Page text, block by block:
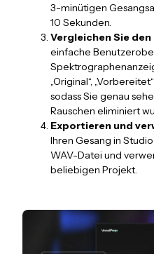
3-minütigen
10 Sekunden.
Vergleichen Sie
einfache
„Original“,
sodass Sie genau
Rauschen eliminiert
Exportieren und
Ihren Gesang in
WAV-Datei und
beliebigen Projekt.